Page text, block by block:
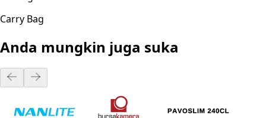
Carry Bag
Anda mungkin juga suka